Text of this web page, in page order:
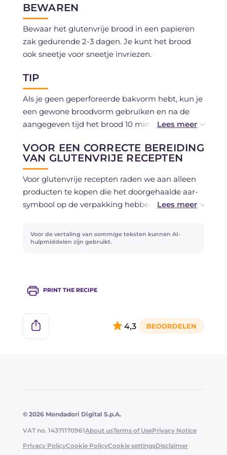
BEWAREN
Bewaar het glutenvrije brood in een papieren
zak gedurende 2-3 dagen. Je kunt het brood
ook sneetje voor sneetje invriezen.
TIP
Als je geen geperforeerde bakvorm hebt, kun je
een gewone broodvorm gebruiken en na de
aangegeven tijd het brood 10 minuten verder
korst gelijkmatig bruint.
Probeer het brood te personaliseren door
andere zaden toe te voegen zoals zonnebloem,
sesam of maanzaad: ze geven extra
deeg toevoegt om hun smaak te versterken.
VOOR EEN CORRECTE BEREIDING
VAN GLUTENVRIJE RECEPTEN
Voor glutenvrije recepten raden we aan alleen
producten te kopen die het doorgehaalde aar-
symbool op de verpakking hebben,
overzicht van AIC (Associazione Italiana
Celiachia).
Voor de vertaling van sommige teksten kunnen AI-
hulpmiddelen zijn gebruikt.
PRINT THE RECIPE
4,3
© 2026 Mondadori Digital S.p.A.
VAT no. 14371170961About usTerms of UsePrivacy Notice
Privacy PolicyCookie PolicyCookie settingsDisclaimer